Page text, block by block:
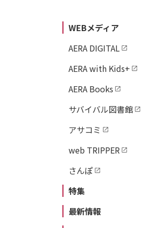
WEBメディア
AERA DIGITAL
AERA with Kids+
AERA Books
サバイバル図書館
アサコミ
web TRIPPER
さんぽ
特集
最新情報